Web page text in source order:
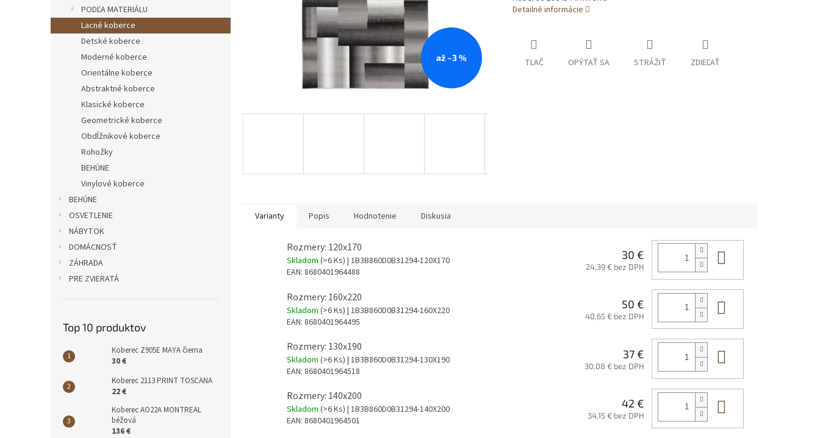
PODĽA MATERIÁLU
Lacné koberce
Detské koberce
Moderné koberce
Orientálne koberce
Abstraktné koberce
Klasické koberce
Geometrické koberce
Obdĺžnikové koberce
Rohožky
BEHÚNE
Vinylové koberce
BEHÚNE
OSVETLENIE
NÁBYTOK
DOMÁCNOSŤ
ZÁHRADA
PRE ZVIERATÁ
Top 10 produktov
Koberec Z905E MAYA čierna
30 €
Koberec 2113 PRINT TOSCANA
22 €
Koberec AO22A MONTREAL
béžová
136 €
až –3 %
Detailné informácie
TLAČ OPÝTAŤ SA STRÁŽIŤ ZDIEĽAŤ
Varianty Popis Hodnotenie Diskusia
Rozmery: 120x170
Skladom (>6 Ks) | 1B3B860D0B31294-120X170
EAN: 8680401964488
30 €
24,39 € bez DPH
Rozmery: 160x220
Skladom (>6 Ks) | 1B3B860D0B31294-160X220
EAN: 8680401964495
50 €
40,65 € bez DPH
Rozmery: 130x190
Skladom (>6 Ks) | 1B3B860D0B31294-130X190
EAN: 8680401964518
37 €
30,08 € bez DPH
Rozmery: 140x200
Skladom (>6 Ks) | 1B3B860D0B31294-140X200
EAN: 8680401964501
42 €
34,15 € bez DPH